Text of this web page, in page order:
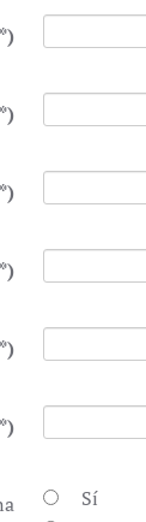
Sí